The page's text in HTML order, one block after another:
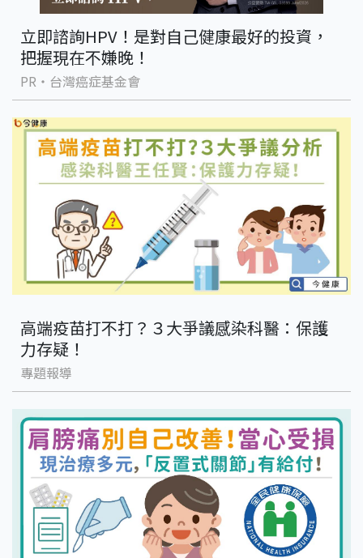
立即諮詢HPV！是對自己健康最好的投資，
把握現在不嫌晚！
PR・台灣癌症基金會
高端疫苗打不打？３大爭議感染科醫：保護
力存疑！
專題報導